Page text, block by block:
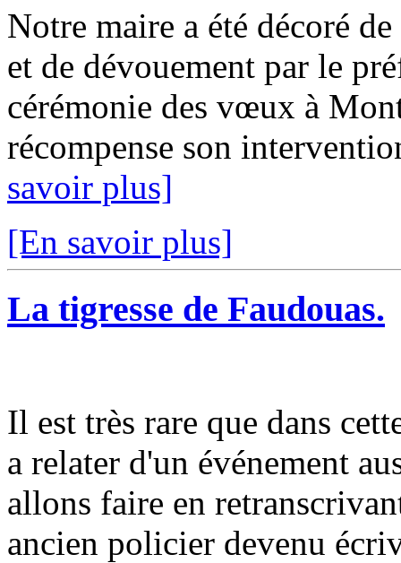
Notre maire a été décoré
et de dévouement par le
cérémonie des vœux à
récompense son
savoir plus]
[En savoir plus]
La tigresse de Faudouas.
Il est très rare que dans
a relater d'un événement
allons faire en
ancien policier devenu